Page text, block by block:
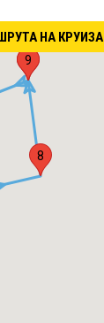
1
8
9
НА КРУИЗА